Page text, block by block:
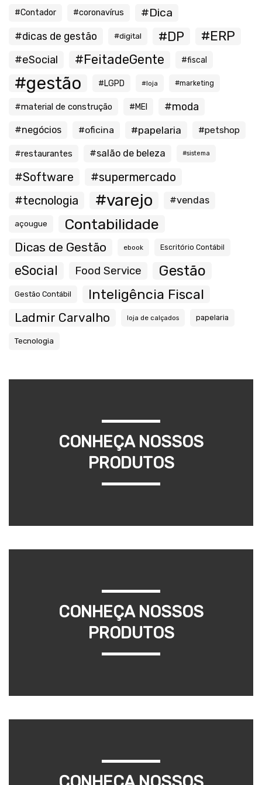
#Contador #coronavírus #Dica
#dicas de gestão #digital #DP #ERP
#eSocial #FeitadeGente #fiscal
#gestão #LGPD #loja #marketing
#material de construção #MEI #moda
#negócios #oficina #papelaria #petshop
#restaurantes #salão de beleza #sistema
#Software
#supermercado
#tecnologia
#varejo #vendas
açougue Contabilidade
Dicas de Gestão ebook Escritório Contábil
eSocial Food Service Gestão
Gestão Contábil Inteligência Fiscal
Ladmir Carvalho loja de calçados papelaria
Tecnologia
CONHEÇA NOSSOS
PRODUTOS
CONHEÇA NOSSOS
PRODUTOS